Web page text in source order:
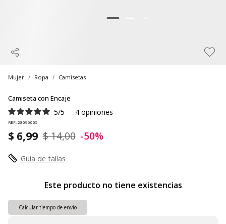
Mujer Ropa Camisetas
Camiseta con Encaje
5/5 - 4 opiniones
REF. 28096005
$ 6,99 $ 14,00 -50%
Guia de tallas
Este producto no tiene existencias
Calcular tiempo de envío